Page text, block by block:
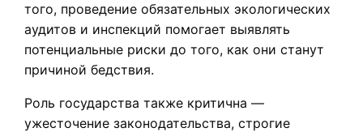
того, проведение обязательных экологических
аудитов и инспекций помогает выявлять
потенциальные риски до того, как они станут
причиной бедствия.
Роль государства также критична —
ужесточение законодательства, строгие